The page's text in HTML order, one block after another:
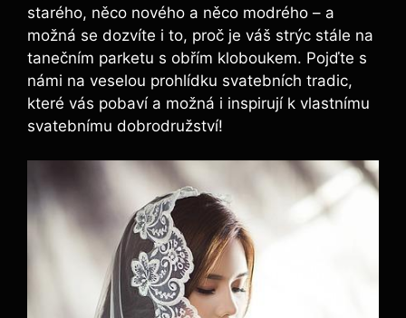
starého, něco nového a něco modrého – a
možná se dozvíte i to, proč je váš strýc stále na
tanečním parketu s obřím kloboukem. Pojďte s
námi na veselou prohlídku svatebních tradic,
které vás pobaví a možná i inspirují k vlastnímu
svatebnímu dobrodružství!